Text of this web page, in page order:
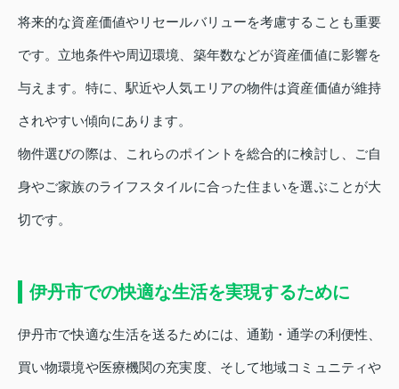
将来的な資産価値やリセールバリューを考慮することも重要
です。立地条件や周辺環境、築年数などが資産価値に影響を
与えます。特に、駅近や人気エリアの物件は資産価値が維持
されやすい傾向にあります。
物件選びの際は、これらのポイントを総合的に検討し、ご自
身やご家族のライフスタイルに合った住まいを選ぶことが大
切です。
伊丹市での快適な生活を実現するために
伊丹市で快適な生活を送るためには、通勤・通学の利便性、
買い物環境や医療機関の充実度、そして地域コミュニティや